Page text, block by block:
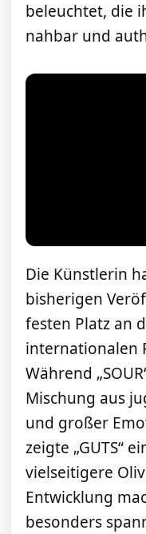
beleuchtet, die
nahbar und
Die Künstlerin
bisherigen
festen Platz an
internationalen
Während
Mischung aus
und großer
zeigte „GUTS“
vielseitigere
Entwicklung
besonders